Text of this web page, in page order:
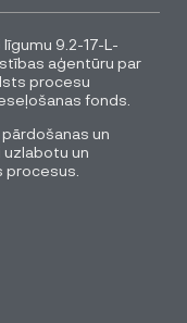
līgumu 9.2-17-L-
aģentūru par
procesu
fonds.
un
uzlabotu un